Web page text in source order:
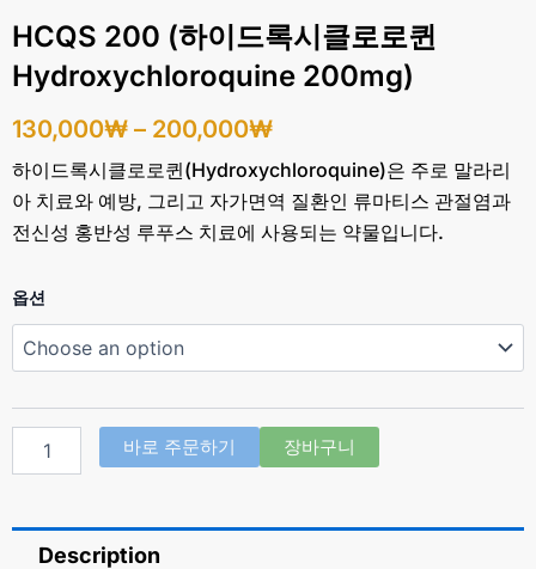
HCQS 200 (하이드록시클로로퀸
Hydroxychloroquine 200mg)
130,000₩ – 200,000₩
하이드록시클로로퀸(Hydroxychloroquine)은 주로 말라리
아 치료와 예방, 그리고 자가면역 질환인 류마티스 관절염과
전신성 홍반성 루푸스 치료에 사용되는 약물입니다.
옵션
HCQS
(하
록
시
퀸
Hydroxychloroquine
바로 주문하기 장바구니
Description